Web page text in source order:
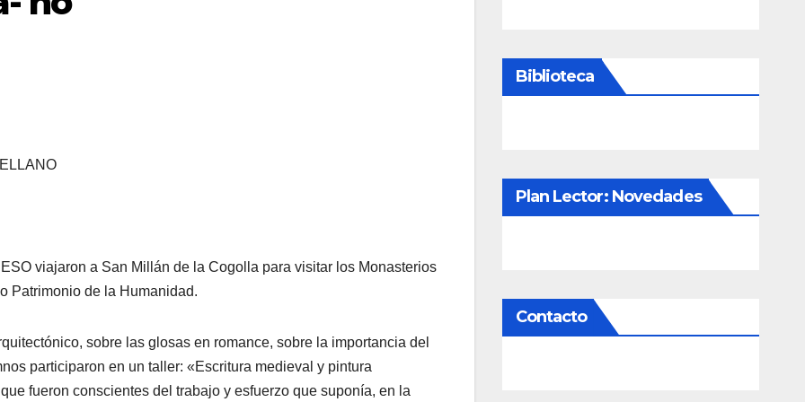
viajaron a San Millán de la Cogolla para visitar los Monasterios
Patrimonio de la Humanidad.
sobre las glosas en romance, sobre la importancia del
participaron en un taller: «Escritura medieval y pintura
fueron conscientes del trabajo y esfuerzo que suponía, en la
Biblioteca
Plan Lector: Novedades
Contacto